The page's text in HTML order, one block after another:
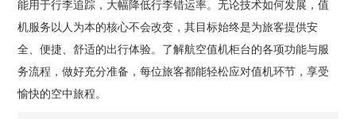
能用于行李追踪，大幅降低行李错运率。无论技术如何发展，值
机服务以人为本的核心不会改变，其目标始终是为旅客提供安
全、便捷、舒适的出行体验。了解航空值机柜台的各项功能与服
务流程，做好充分准备，每位旅客都能轻松应对值机环节，享受
愉快的空中旅程。